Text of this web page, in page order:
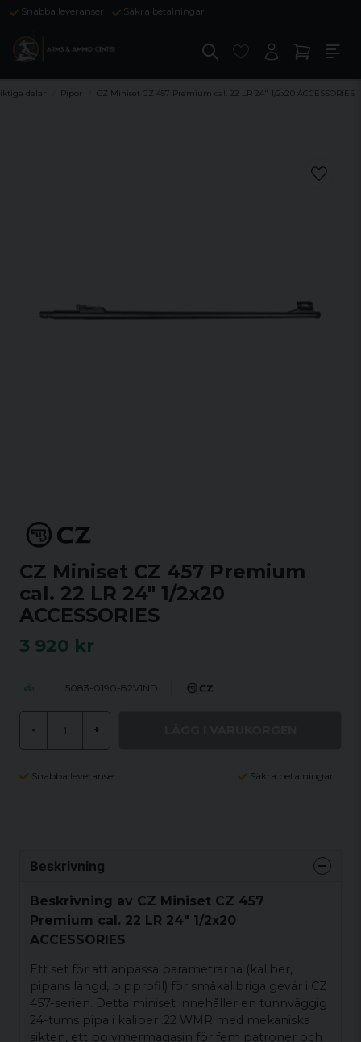
Snabba leveranser Säkra betalningar
delar Pipor CZ Miniset CZ 457 Premium cal. 22 LR 24" 1/2x20 ACCESSORIES
CZ Miniset CZ 457 Premium
cal. 22 LR 24" 1/2x20
ACCESSORIES
3 920 kr
5083-0190-82V1ND
- +
Snabba leveranser Säkra betalningar
Beskrivning
Beskrivning av CZ Miniset CZ 457
Premium cal. 22 LR 24" 1/2x20
ACCESSORIES
Ett set för att anpassa parametrarna (kaliber,
pipans längd, pipprofil) för småkalibriga gevär i CZ
457-serien. Detta miniset innehåller en tunnväggig
24-tums pipa i kaliber .22 WMR med mekaniska
sikten, ett polymermagasin för fem patroner och